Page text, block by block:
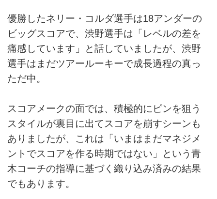
優勝したネリー・コルダ選手は18アンダーの
ビッグスコアで、渋野選手は「レベルの差を
痛感しています」と話していましたが、渋野
選手はまだツアールーキーで成長過程の真っ
ただ中。
スコアメークの面では、積極的にピンを狙う
スタイルが裏目に出てスコアを崩すシーンも
ありましたが、これは「いまはまだマネジメ
ントでスコアを作る時期ではない」という青
木コーチの指導に基づく織り込み済みの結果
でもあります。